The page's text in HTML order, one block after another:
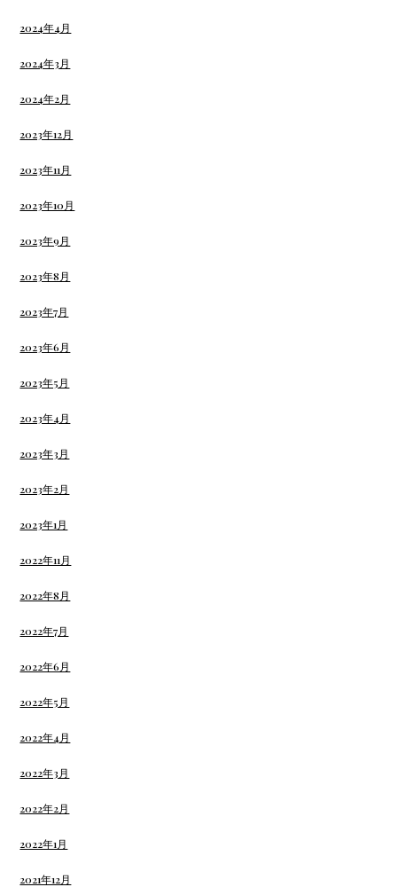
2024年4月
2024年3月
2024年2月
2023年12月
2023年11月
2023年10月
2023年9月
2023年8月
2023年7月
2023年6月
2023年5月
2023年4月
2023年3月
2023年2月
2023年1月
2022年11月
2022年8月
2022年7月
2022年6月
2022年5月
2022年4月
2022年3月
2022年2月
2022年1月
2021年12月